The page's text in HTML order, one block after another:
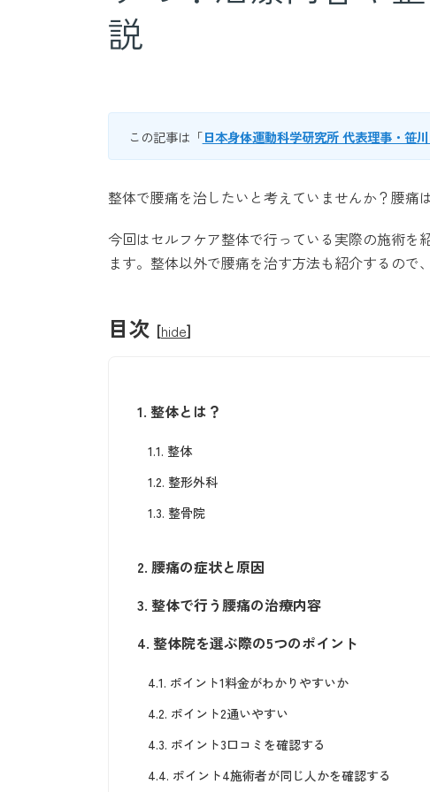
説
この記事は「日本身体運動科学研究所 代表理事・笹
整体で腰痛を治したいと考えていませんか？腰痛
今回はセルフケア整体で行っている実際の施術を
ます。整体以外で腰痛を治す方法も紹介するので
目次 [hide]
1. 整体とは？
1.1. 整体
1.2. 整形外科
1.3. 整骨院
2. 腰痛の症状と原因
3. 整体で行う腰痛の治療内容
4. 整体院を選ぶ際の5つのポイント
4.1. ポイント1料金がわかりやすいか
4.2. ポイント2通いやすい
4.3. ポイント3口コミを確認する
4.4. ポイント4施術者が同じ人かを確認する